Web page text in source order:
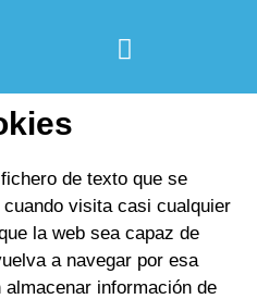
de texto que se
visita casi cualquier
la web sea capaz de
a navegar por esa
almacenar información de